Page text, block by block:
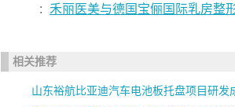
:
禾丽医美与德国宝俪国际乳房整
相关推荐
山东裕航比亚迪汽车电池板托盘项目研发